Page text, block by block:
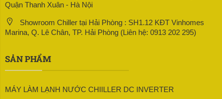
Quận Thanh Xuân - Hà Nội
Showroom Chiller tại Hải Phòng : SH1.12 KĐT Vinhomes
Marina, Q. Lê Chân, TP. Hải Phòng (Liên hệ: 0913 202 295)
SẢN PHẨM
MÁY LÀM LẠNH NƯỚC CHIILLER DC INVERTER